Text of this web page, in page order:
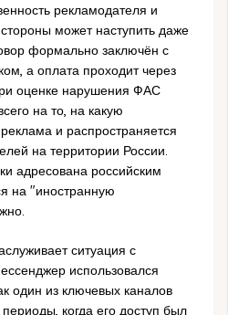
рекламодателя и
может наступить даже
формально заключён с
а оплата проходит через
оценке нарушения ФАС
на то, на какую
и распространяется
на территории России.
адресована российским
на "иностранную
ситуация с
использовался
один из ключевых каналов
когда его доступ был